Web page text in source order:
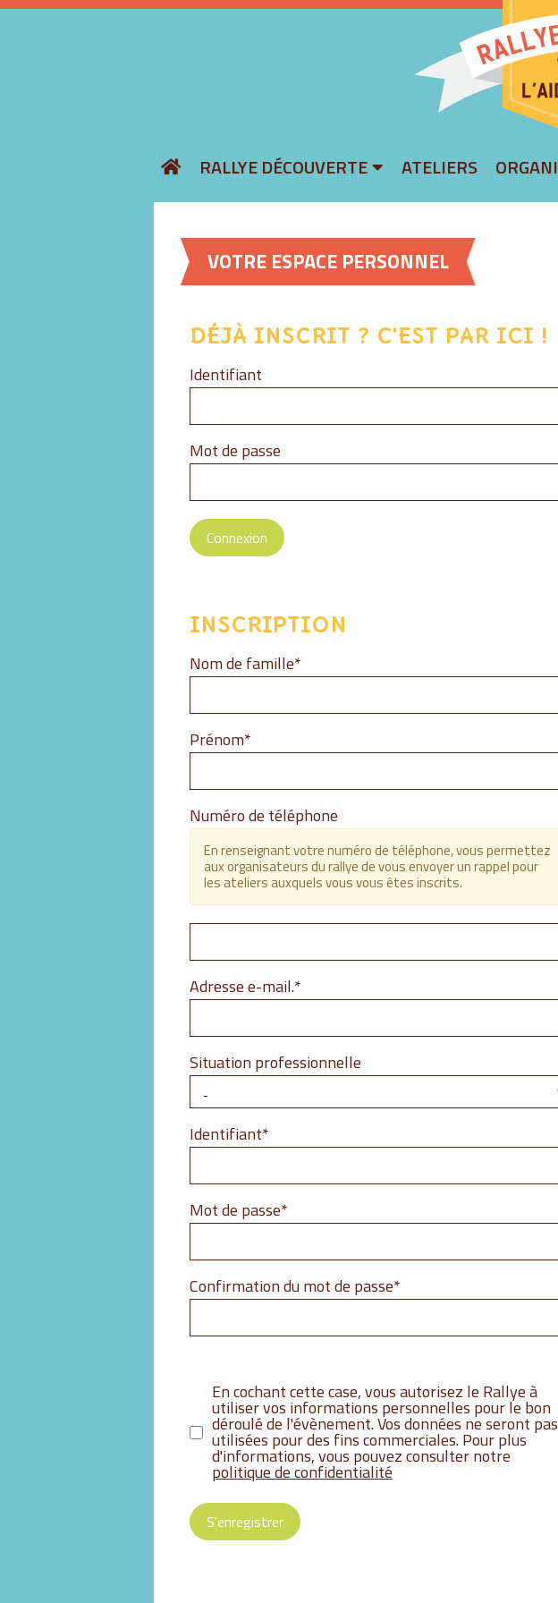
au
contenu
RALLYE DÉCOUVERTE ATELIERS
VOTRE ESPACE PERSONNEL
DÉJÀ INSCRIT ? C'EST PAR ICI !
Identifiant
Mot de passe
Connexion
INSCRIPTION
Champ
obligatoire
Nom de famille*
Champ
obligatoire
Prénom*
Numéro de téléphone
En renseignant votre numéro de téléphone, vous permettez
aux organisateurs du rallye de vous envoyer un rappel pour
les ateliers auxquels vous vous êtes inscrits.
Champ
obligatoire
Adresse e-mail.*
Situation professionnelle
Champ
obligatoire
Identifiant*
Champ
obligatoire
Mot de passe*
Champ
obligatoire
Confirmation du mot de passe*
En cochant cette case, vous autorisez le Rallye à
utiliser vos informations personnelles pour le bon
déroulé de l'évènement. Vos données ne seront pas
utilisées pour des fins commerciales. Pour plus
d'informations, vous pouvez consulter notre
politique de confidentialité
S'enregistrer